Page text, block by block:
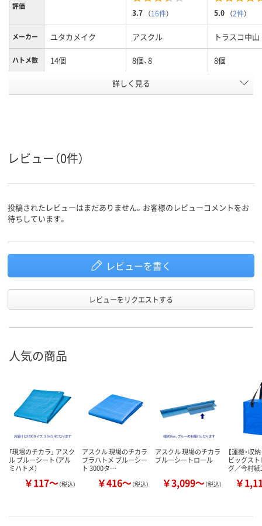
評価
3.7 （16件） 5.0 （2件）
メーカー ユタカメイク アスクル トラスコ中山
ハトメ数 14個 8個、8 8個
ループ
ブルー系
詳しく見る
レビュー（0件）
投稿されたレビューはまだありません。お客様のレビューコメントをお
待ちしています。
レビューを書く
レビューをリクエストする
人気の商品
「現場のチカラ」 アスク
ル ブルーシート（アル
ミハトメ）
￥117～（税込）
アスクル 現場のチカラ
プラハトメ ブルーシー
ト 3000タ…
￥416～（税込）
アスクル 現場のチカラ
ブルーシートロール
￥3,099～（税込）
【運搬・収
ビッグス
グ／今村紙
￥